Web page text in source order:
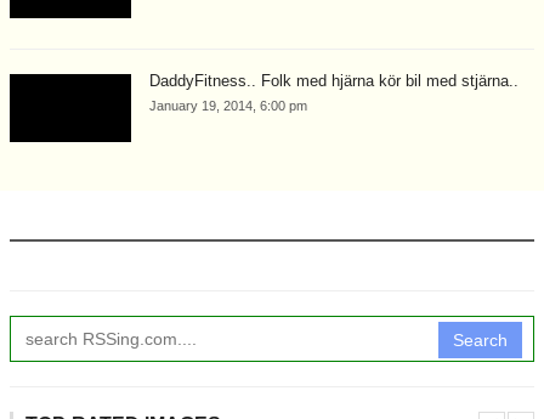
DaddyFitness.. Folk med hjärna kör bil med stjärna..
January 19, 2014, 6:00 pm
Search